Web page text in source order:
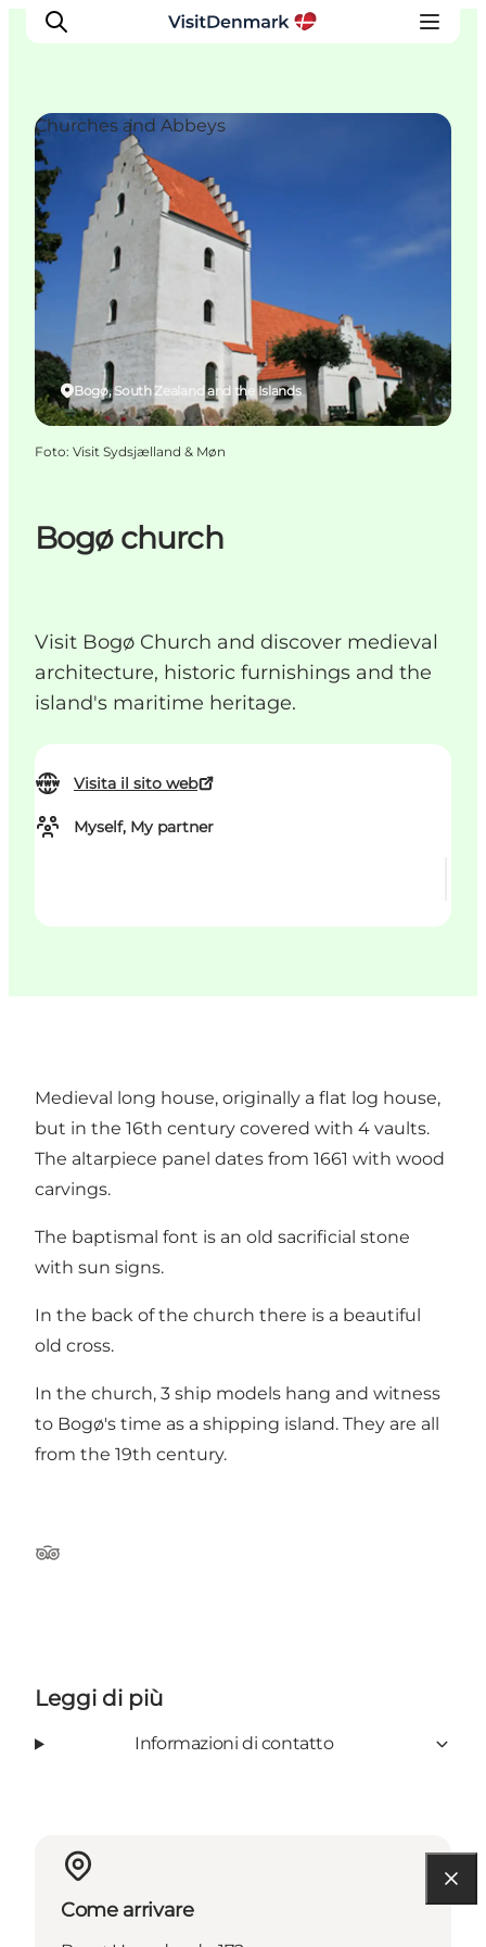
Ispirazioni
Dove andare
Cosa fare
Dove dormire
Pianifica il viaggio
Bogø church
Visit Bogø Church and discover medieval
architecture, historic furnishings and the
island's maritime heritage.
Visita il sito web
Myself, My partner
Bogø, South Zealand and the Islands
Churches and Abbeys
Foto: Visit Sydsjælland & Møn
Medieval long house, originally a flat log house,
but in the 16th century covered with 4 vaults.
The altarpiece panel dates from 1661 with wood
carvings.
The baptismal font is an old sacrificial stone
with sun signs.
In the back of the church there is a beautiful
old cross.
In the church, 3 ship models hang and witness
to Bogø's time as a shipping island. They are all
from the 19th century.
TripAdvisor
Leggi di più
Informazioni di contatto
Come arrivare